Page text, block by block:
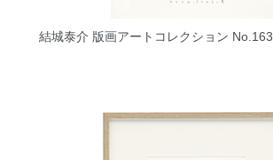
結城泰介 版画アートコレクション No.163